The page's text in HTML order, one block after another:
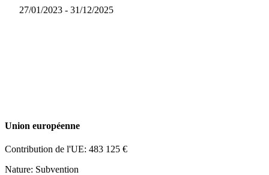
27/01/2023 - 31/12/2025
Union européenne
Contribution de l'UE: 483 125 €
Nature: Subvention